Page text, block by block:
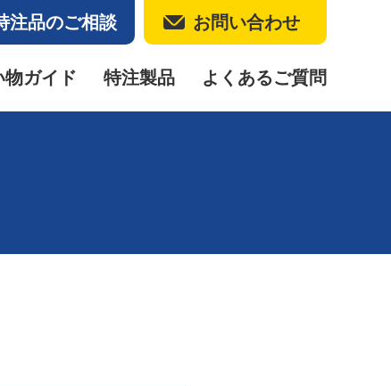
注品のご相談 お問い合わせ
物ガイド 特注製品 よくあるご質問